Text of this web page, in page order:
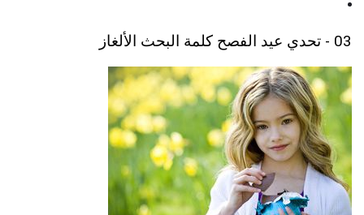
03 - تحدي عيد الفصح كلمة البحث الألغاز